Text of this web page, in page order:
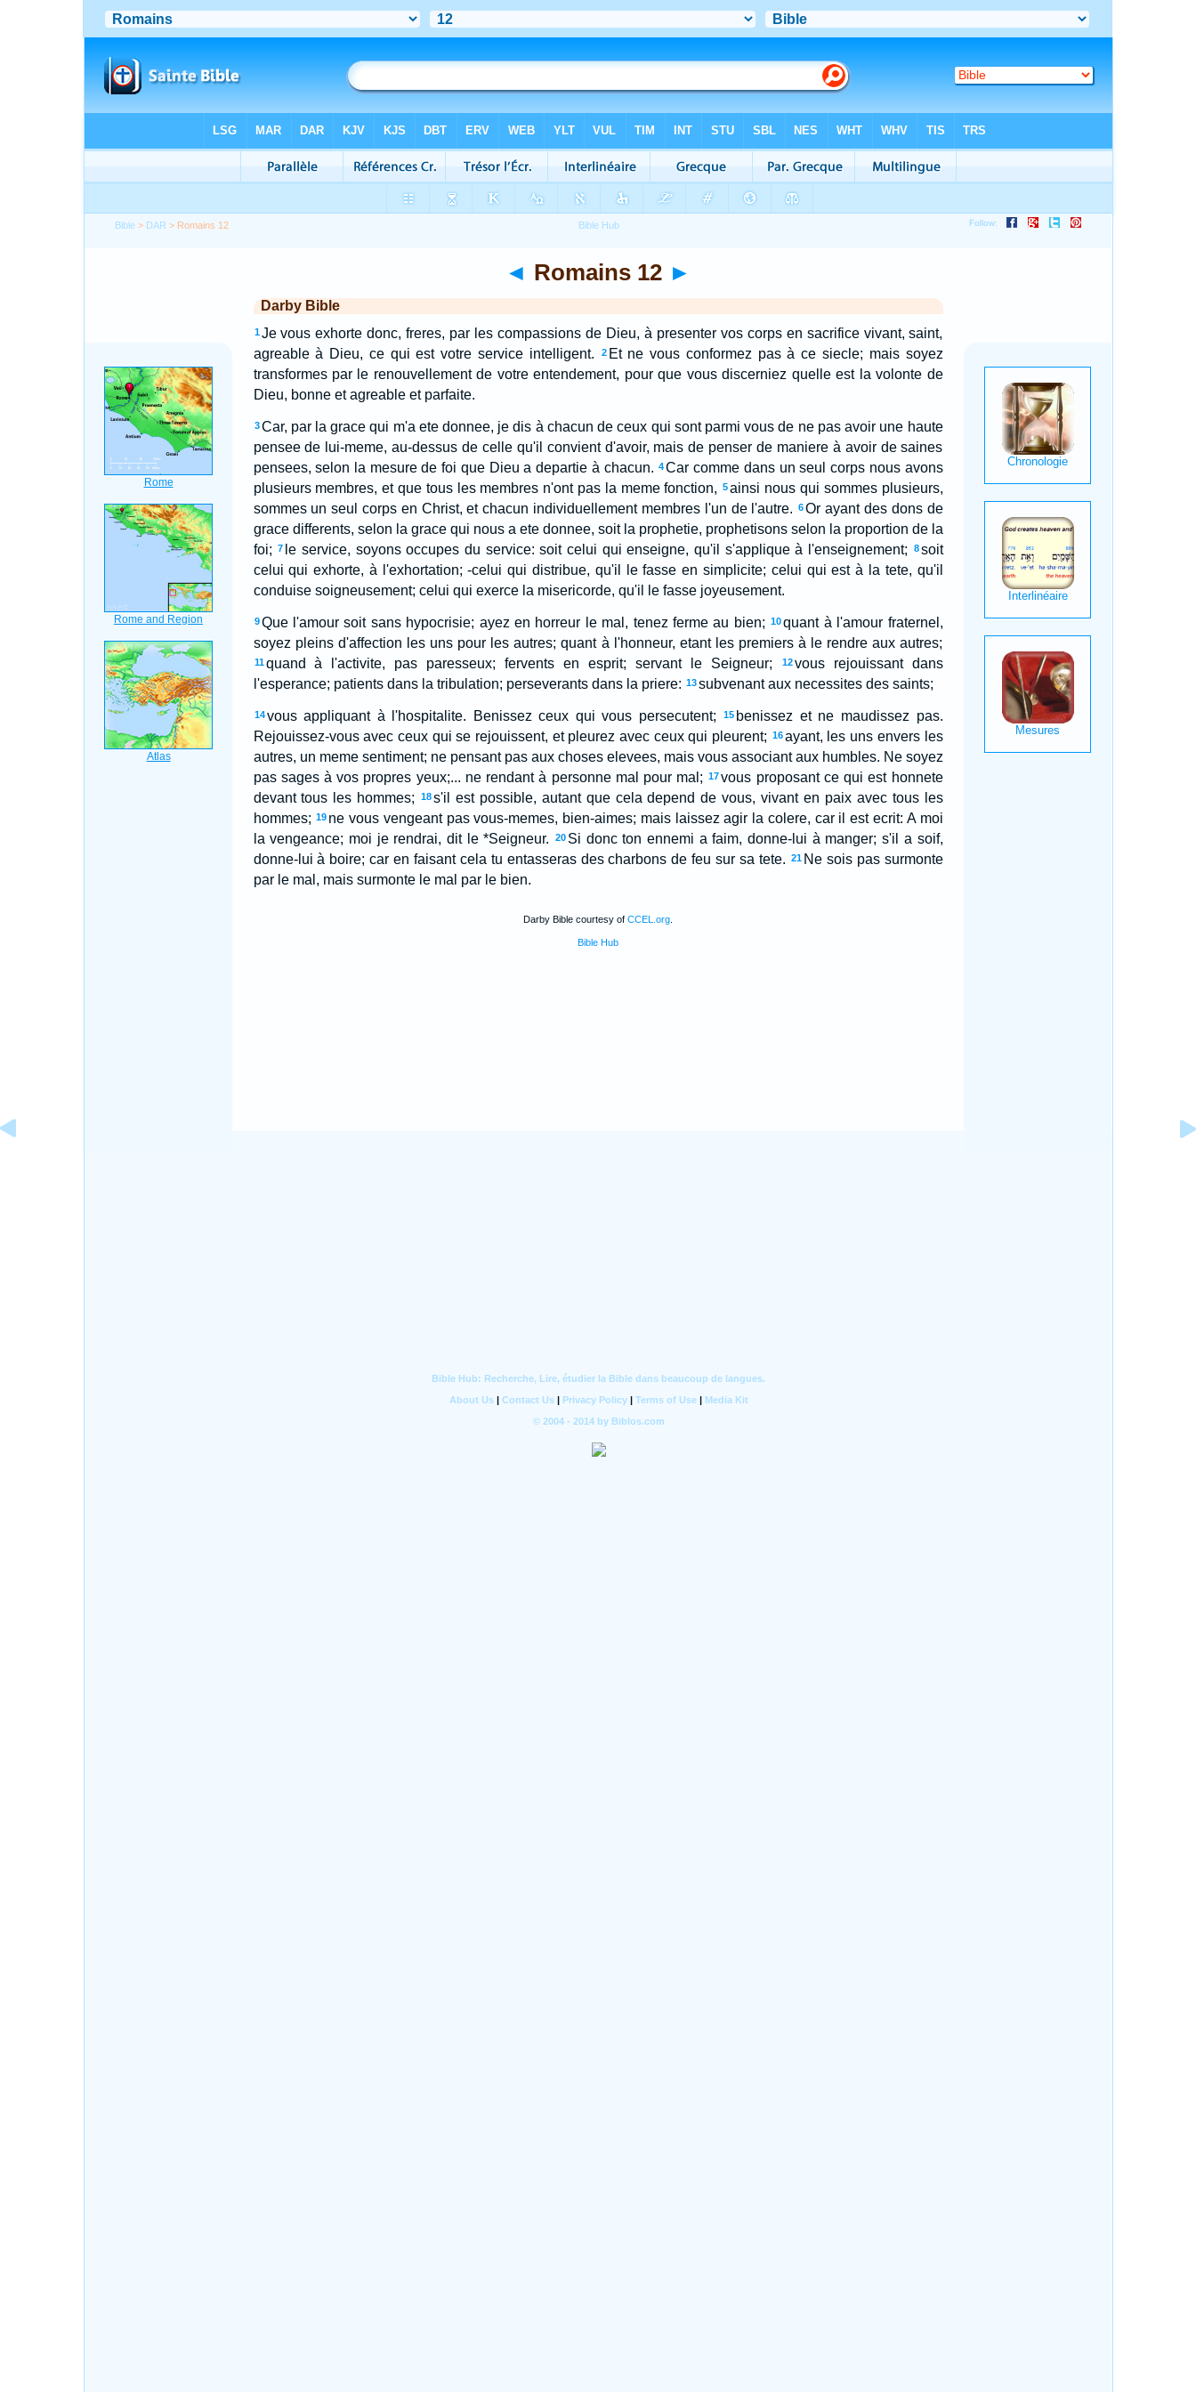
Bible > DAR > Romains 12
◄ Romains 12 ►
Darby Bible
1 Je vous exhorte donc, freres, par les compassions de Dieu, à presenter vos corps en sacrifice vivant, saint,
agreable à Dieu, ce qui est votre service intelligent.
2 Et ne vous conformez pas à ce siecle; mais soyez
transformes par le renouvellement de votre entendement, pour que vous discerniez quelle est la volonte de
Dieu, bonne et agreable et parfaite.
3 Car, par la grace qui m'a ete donnee, je dis à chacun de ceux qui sont parmi vous de ne pas avoir une haute
pensee de lui-meme, au-dessus de celle qu'il convient d'avoir, mais de penser de maniere à avoir de saines
pensees, selon la mesure de foi que Dieu a departie à chacun. 4Car comme dans un seul corps nous avons
plusieurs membres, et que tous les membres n'ont pas la meme fonction,
5ainsi nous qui sommes plusieurs,
sommes un seul corps en Christ, et chacun individuellement membres l'un de l'autre.
6Or ayant des dons de
grace differents, selon la grace qui nous a ete donnee, soit la prophetie, prophetisons selon la proportion de la
foi; 7 le service, soyons occupes du service: soit celui qui enseigne, qu'il s'applique à l'enseignement; 8 soit
celui qui exhorte, à l'exhortation; -celui qui distribue, qu'il le fasse en simplicite; celui qui est à la tete, qu'il
conduise soigneusement; celui qui exerce la misericorde, qu'il le fasse joyeusement.
9 Que l'amour soit sans hypocrisie; ayez en horreur le mal, tenez ferme au bien; 10quant à l'amour fraternel,
soyez pleins d'affection les uns pour les autres; quant à l'honneur, etant les premiers à le rendre aux autres;
11 quand à l'activite, pas paresseux; fervents en esprit; servant le Seigneur; 12vous rejouissant dans
l'esperance; patients dans la tribulation; perseverants dans la priere: 13 subvenant aux necessites des saints;
14 vous appliquant à l'hospitalite. Benissez ceux qui vous persecutent; 15 benissez et ne maudissez pas.
Rejouissez-vous avec ceux qui se rejouissent, et pleurez avec ceux qui pleurent; 16ayant, les uns envers les
autres, un meme sentiment; ne pensant pas aux choses elevees, mais vous associant aux humbles. Ne soyez
pas sages à vos propres yeux;... ne rendant à personne mal pour mal;
17 vous proposant ce qui est honnete
devant tous les hommes;
18s'il est possible, autant que cela depend de vous, vivant en paix avec tous les
hommes; 19 ne vous vengeant pas vous-memes, bien-aimes; mais laissez agir la colere, car il est ecrit: A moi
la vengeance; moi je rendrai, dit le *Seigneur.
20 Si donc ton ennemi a faim, donne-lui à manger; s'il a soif,
donne-lui à boire; car en faisant cela tu entasseras des charbons de feu sur sa tete. 21 Ne sois pas surmonte
par le mal, mais surmonte le mal par le bien.
Darby Bible courtesy of CCEL.org
Bible Hub